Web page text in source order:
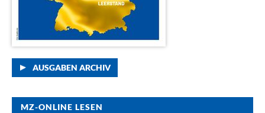
AUSGABEN ARCHIV
MZ-ONLINE LESEN